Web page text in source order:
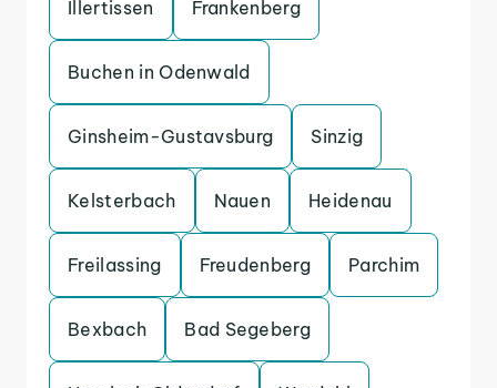
Illertissen Frankenberg
Buchen in Odenwald
Ginsheim-Gustavsburg Sinzig
Kelsterbach Nauen Heidenau
Freilassing Freudenberg Parchim
Bexbach Bad Segeberg